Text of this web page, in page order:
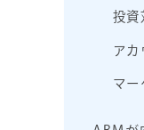
投資
ア
マー